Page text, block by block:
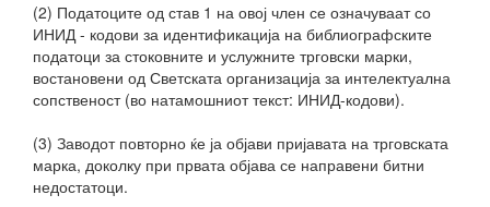
(2) Податоците од став 1 на овој член се означуваат со
ИНИД - кодови за идентификација на библиографските
податоци за стоковните и услужните трговски марки,
востановени од Светската организација за интелектуална
сопственост (во натамошниот текст: ИНИД-кодови).
(3) Заводот повторно ќе ја објави пријавата на трговската
марка, доколку при првата објава се направени битни
недостатоци.